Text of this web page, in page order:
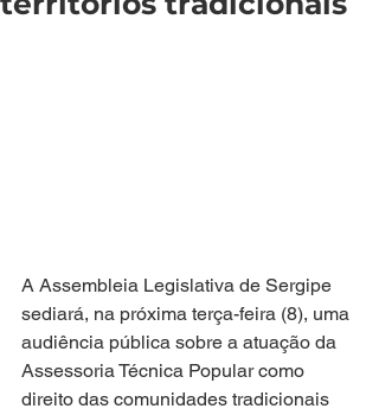
A Assembleia Legislativa de Sergipe
sediará, na próxima terça-feira (8), uma
audiência pública sobre a atuação da
Assessoria Técnica Popular como
direito das comunidades tradicionais